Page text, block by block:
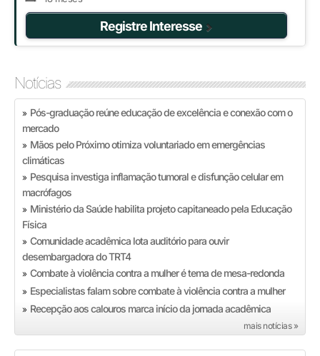
Registre Interesse
Notícias
» Pós-graduação reúne educação de excelência e conexão com o
mercado
» Mãos pelo Próximo otimiza voluntariado em emergências
climáticas
» Pesquisa investiga inflamação tumoral e disfunção celular em
macrófagos
» Ministério da Saúde habilita projeto capitaneado pela Educação
Física
» Comunidade acadêmica lota auditório para ouvir
desembargadora do TRT4
» Combate à violência contra a mulher é tema de mesa-redonda
» Especialistas falam sobre combate à violência contra a mulher
» Recepção aos calouros marca início da jornada acadêmica
mais notícias »